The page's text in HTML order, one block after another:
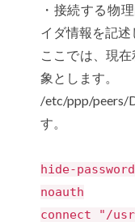
・接続する物
イダ情報を記述
ここでは、現
象とします。
/etc/ppp/
す。
hide-password
noauth
connect "/